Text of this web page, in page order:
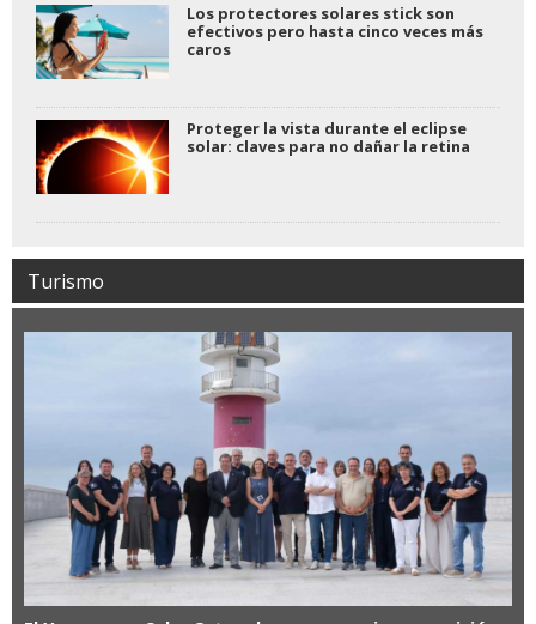
Los protectores solares stick son
efectivos pero hasta cinco veces más
caros
Proteger la vista durante el eclipse
solar: claves para no dañar la retina
Turismo